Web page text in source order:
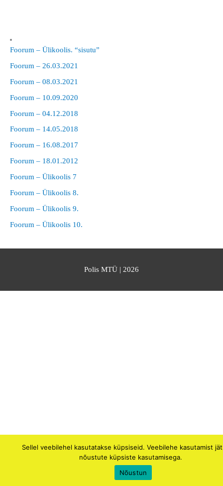
Foorum – Ülikoolis. “sisutu”
Foorum – 26.03.2021
Foorum – 08.03.2021
Foorum – 10.09.2020
Foorum – 04.12.2018
Foorum – 14.05.2018
Foorum – 16.08.2017
Foorum – 18.01.2012
Foorum – Ülikoolis 7
Foorum – Ülikoolis 8.
Foorum – Ülikoolis 9.
Foorum – Ülikoolis 10.
Polis MTÜ | 2026
Sellel veebilehel kasutatakse küpsiseid. Veebilehe kasutamist
nõustute küpsiste kasutamisega.
Nõustun